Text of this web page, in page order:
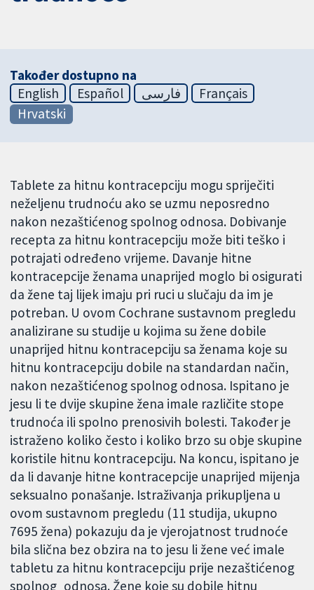
Također dostupno na
English
Español فارسی
Français
Hrvatski
Tablete za hitnu kontracepciju mogu spriječiti
neželjenu trudnoću ako se uzmu neposredno
nakon nezaštićenog spolnog odnosa. Dobivanje
recepta za hitnu kontracepciju može biti teško i
potrajati određeno vrijeme. Davanje hitne
kontracepcije ženama unaprijed moglo bi osigurati
da žene taj lijek imaju pri ruci u slučaju da im je
potreban. U ovom Cochrane sustavnom pregledu
analizirane su studije u kojima su žene dobile
unaprijed hitnu kontracepciju sa ženama koje su
hitnu kontracepciju dobile na standardan način,
nakon nezaštićenog spolnog odnosa. Ispitano je
jesu li te dvije skupine žena imale različite stope
trudnoća ili spolno prenosivih bolesti. Također je
istraženo koliko često i koliko brzo su obje skupine
koristile hitnu kontracepciju. Na koncu, ispitano je
da li davanje hitne kontracepcije unaprijed mijenja
seksualno ponašanje. Istraživanja prikupljena u
ovom sustavnom pregledu (11 studija, ukupno
7695 žena) pokazuju da je vjerojatnost trudnoće
bila slična bez obzira na to jesu li žene već imale
tabletu za hitnu kontracepciju prije nezaštićenog
spolnog odnosa. Žene koje su dobile hitnu